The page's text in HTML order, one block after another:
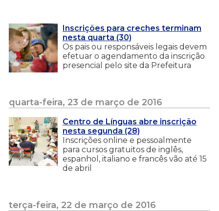
Inscrições para creches terminam
nesta quarta (30)
Os pais ou responsáveis legais devem
efetuar o agendamento da inscrição
presencial pelo site da Prefeitura
quarta-feira, 23 de março de 2016
Centro de Línguas abre inscrição
nesta segunda (28)
Inscrições online e pessoalmente
para cursos gratuitos de inglês,
espanhol, italiano e francês vão até 15
de abril
terça-feira, 22 de março de 2016